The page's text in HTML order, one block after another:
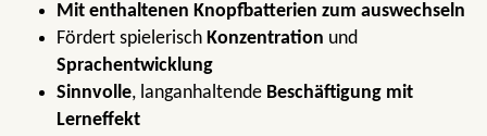
Mit enthaltenen Knopfbatterien zum auswechseln
Fördert spielerisch Konzentration und
Sprachentwicklung
Sinnvolle, langanhaltende Beschäftigung mit
Lerneffekt